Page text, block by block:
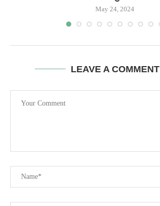
May 24, 2024
LEAVE A COMMENT